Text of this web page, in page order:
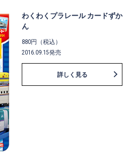
わくわくプラレール カードずか
ん
880円（税込）
2016.09.15発売
詳しく見る